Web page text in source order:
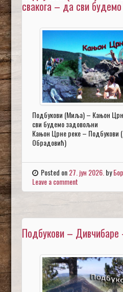
свакога – да сви
Подбукови (Миља) – Кањон
сви будемо задовољни
Кањон Црне реке –
Обрадовић)
Posted on27. јун 2026. by
Leave a comment
Подбукови – Дивчибаре